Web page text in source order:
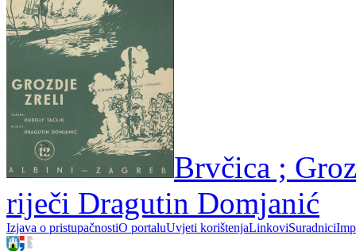
Brvčica ;
riječi Dragutin Domjanić
Izjava o pristupačnostiO portaluUvjeti korištenjaLinkoviSuradnici